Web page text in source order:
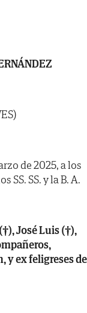
de 2025, a los
SS. SS. y la B. A.
José Luis (†),
y ex feligreses de